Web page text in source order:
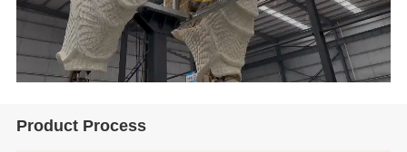
Product Process